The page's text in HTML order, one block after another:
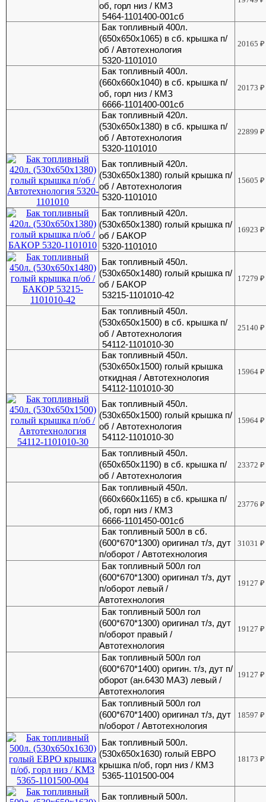
об, горл низ / КМЗ
5464-1101400-001сб
Бак топливный 400л.
(650х650х1065) в сб. крышка п/
об / Автотехнология
5320-1101010
20165₽
Бак топливный 400л.
(660х660х1040) в сб. крышка п/
об, горл низ / КМЗ
6666-1101400-001сб
20173₽
Бак топливный 420л.
(530х650х1380) в сб. крышка п/
об / Автотехнология
5320-1101010
22899₽
Бак топливный 420л.
(530х650х1380) голый крышка п/
об / Автотехнология
5320-1101010
15605₽
Бак топливный 420л.
(530х650х1380) голый крышка п/
об / БАКОР
5320-1101010
16923₽
Бак топливный 450л.
(530х650х1480) голый крышка п/
об / БАКОР
53215-1101010-42
17279₽
Бак топливный 450л.
(530х650х1500) в сб. крышка п/
об / Автотехнология
54112-1101010-30
25140₽
Бак топливный 450л.
(530х650х1500) голый крышка
откидная / Автотехнология
54112-1101010-30
15964₽
Бак топливный 450л.
(530х650х1500) голый крышка п/
об / Автотехнология
54112-1101010-30
15964₽
Бак топливный 450л.
(650х650х1190) в сб. крышка п/
об / Автотехнология
23372₽
Бак топливный 450л.
(660х660х1165) в сб. крышка п/
об, горл низ / КМЗ
6666-1101450-001сб
23776₽
Бак топливный 500л в сб.
(600*670*1300) оригинал т/з, дут
п/оборот / Автотехнология
31031₽
Бак топливный 500л гол
(600*670*1300) оригинал т/з, дут
п/оборот левый /
Автотехнология
19127₽
Бак топливный 500л гол
(600*670*1300) оригинал т/з, дут
п/оборот правый /
Автотехнология
19127₽
Бак топливный 500л гол
(600*670*1400) оригин. т/з, дут п/
оборот (ан.6430 МАЗ) левый /
Автотехнология
19127₽
Бак топливный 500л гол
(600*670*1400) оригинал т/з, дут
п/оборот / Автотехнология
18597₽
Бак топливный 500л.
(530х650х1630) голый ЕВРО
крышка п/об, горл низ / КМЗ
5365-1101500-004
18173₽
Бак топливный 500л.